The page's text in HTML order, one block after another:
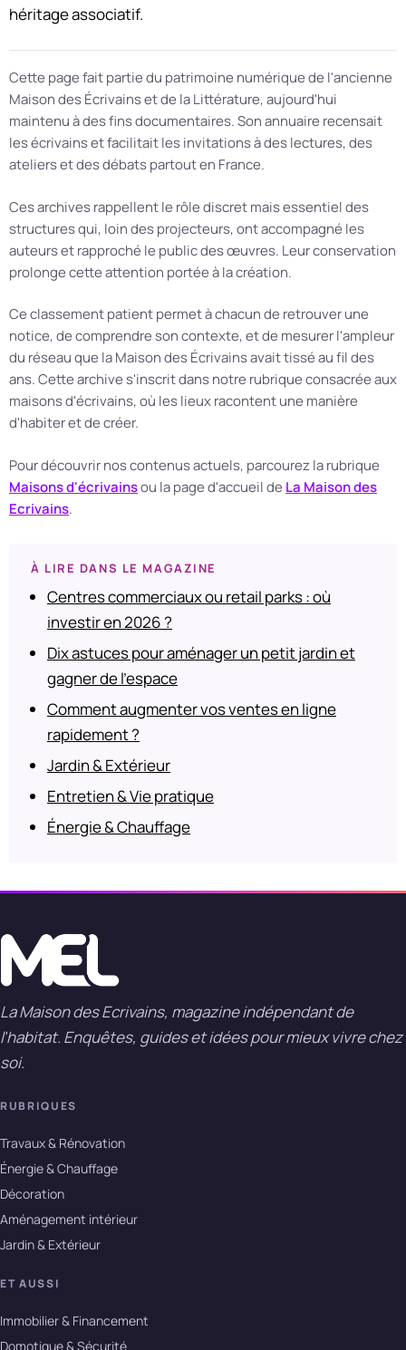
héritage associatif.
Cette page fait partie du patrimoine numérique de l'ancienne
Maison des Écrivains et de la Littérature, aujourd'hui
maintenu à des fins documentaires. Son annuaire recensait
les écrivains et facilitait les invitations à des lectures, des
ateliers et des débats partout en France.
Ces archives rappellent le rôle discret mais essentiel des
structures qui, loin des projecteurs, ont accompagné les
auteurs et rapproché le public des œuvres. Leur conservation
prolonge cette attention portée à la création.
Ce classement patient permet à chacun de retrouver une
notice, de comprendre son contexte, et de mesurer l'ampleur
du réseau que la Maison des Écrivains avait tissé au fil des
ans. Cette archive s'inscrit dans notre rubrique consacrée aux
maisons d'écrivains, où les lieux racontent une manière
d'habiter et de créer.
Pour découvrir nos contenus actuels, parcourez la rubrique
Maisons d'écrivainsou la page d'accueil de La Maison des
Ecrivains.
À LIRE DANS LE MAGAZINE
Centres commerciaux ou retail parks : où
investir en 2026 ?
Dix astuces pour aménager un petit jardin et
gagner de l’espace
Comment augmenter vos ventes en ligne
rapidement ?
Jardin & Extérieur
Entretien & Vie pratique
Énergie & Chauffage
La Maison des Ecrivains, magazine indépendant de
l'habitat. Enquêtes, guides et idées pour mieux vivre chez
soi.
RUBRIQUES
Travaux & Rénovation
Énergie & Chauffage
Décoration
Aménagement intérieur
Jardin & Extérieur
ET AUSSI
Immobilier & Financement
Domotique & Sécurité